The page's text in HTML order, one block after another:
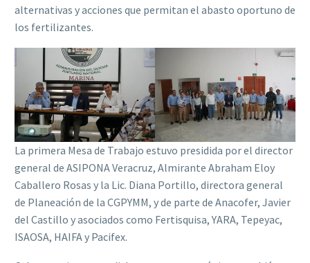
alternativas y acciones que permitan el abasto oportuno de
los fertilizantes.
La primera Mesa de Trabajo estuvo presidida por el director
general de ASIPONA Veracruz, Almirante Abraham Eloy
Caballero Rosas y la Lic. Diana Portillo, directora general
de Planeación de la CGPYMM, y de parte de Anacofer, Javier
del Castillo y asociados como Fertisquisa, YARA, Tepeyac,
ISAOSA, HAIFA y Pacifex.